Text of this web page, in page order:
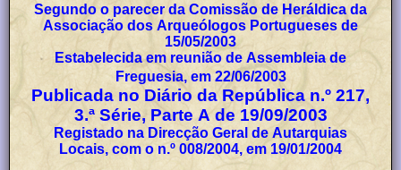
Segundo o parecer da Comissão de Heráldica da
Associação dos Arqueólogos Portugueses de
15/05/2003
Estabelecida em reunião de Assembleia de
Freguesia, em 22/06/2003
Publicada no Diário da República n.º 217,
3.ª Série, Parte A de 19/09/2003
Registado na Direcção Geral de Autarquias
Locais, com o n.º 008/2004, em 19/01/2004